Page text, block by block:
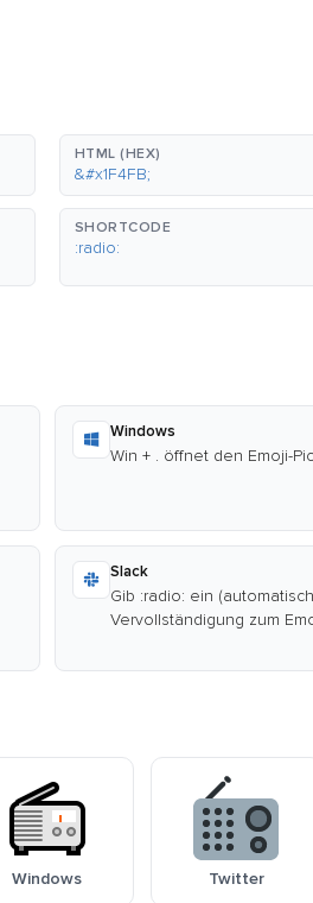
HTML (HEX)
&#x1F4FB;
SHORTCODE
:radio:
Windows
Win + . öffnet den Emoji-
Slack
Gib :radio: ein
Vervollständigung zum
Windows Twitter